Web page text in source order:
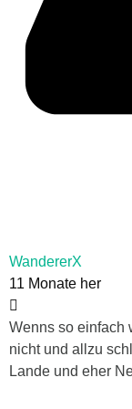
WandererX
11 Monate her
Wenns so einfach
nicht und allzu
Lande und eher